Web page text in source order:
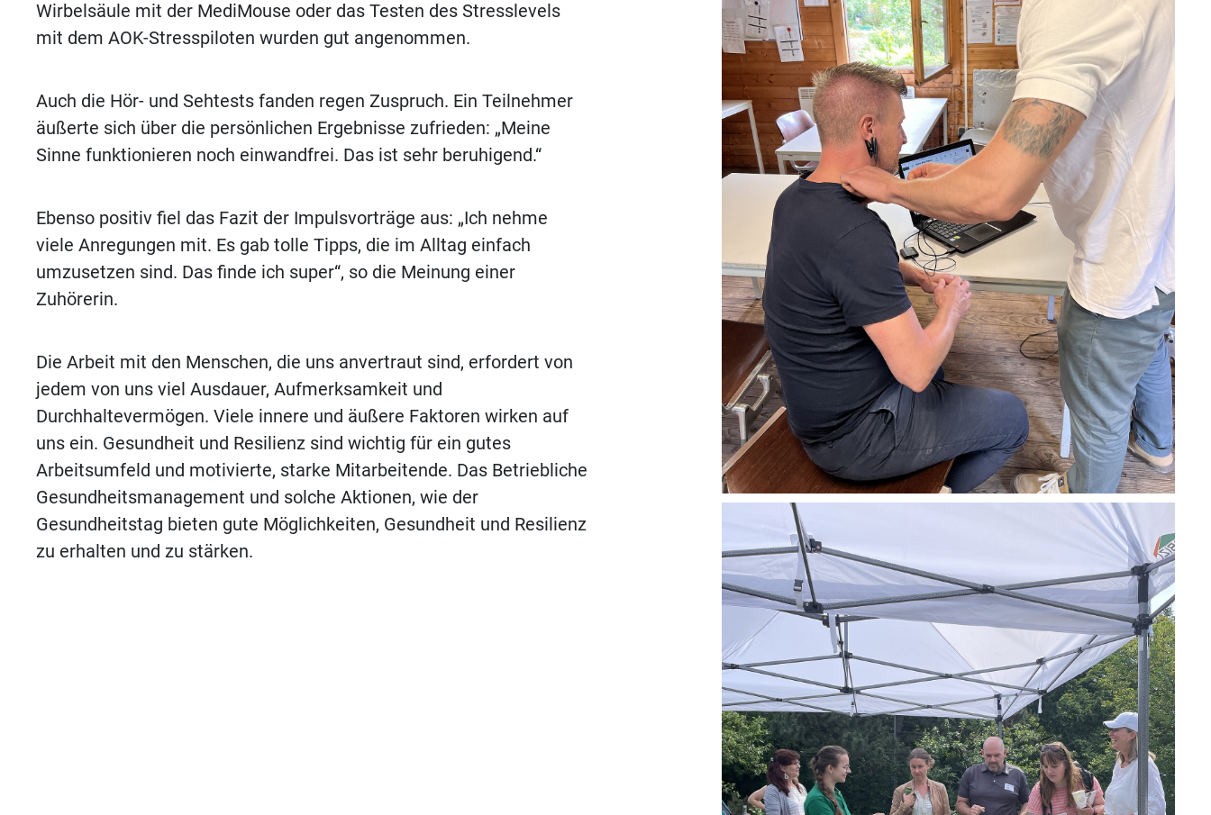
Wirbelsäule mit der MediMouse oder das Testen des Stresslevels
mit dem AOK-Stresspiloten wurden gut angenommen.
Auch die Hör- und Sehtests fanden regen Zuspruch. Ein Teilnehmer
äußerte sich über die persönlichen Ergebnisse zufrieden: „Meine
Sinne funktionieren noch einwandfrei. Das ist sehr beruhigend.“
Ebenso positiv fiel das Fazit der Impulsvorträge aus: „Ich nehme
viele Anregungen mit. Es gab tolle Tipps, die im Alltag einfach
umzusetzen sind. Das finde ich super“, so die Meinung einer
Zuhörerin.
Die Arbeit mit den Menschen, die uns anvertraut sind, erfordert von
jedem von uns viel Ausdauer, Aufmerksamkeit und
Durchhaltevermögen. Viele innere und äußere Faktoren wirken auf
uns ein. Gesundheit und Resilienz sind wichtig für ein gutes
Arbeitsumfeld und motivierte, starke Mitarbeitende. Das Betriebliche
Gesundheitsmanagement und solche Aktionen, wie der
Gesundheitstag bieten gute Möglichkeiten, Gesundheit und Resilienz
zu erhalten und zu stärken.